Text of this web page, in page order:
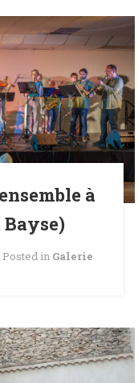
à
Bayse)
Posted in Galerie